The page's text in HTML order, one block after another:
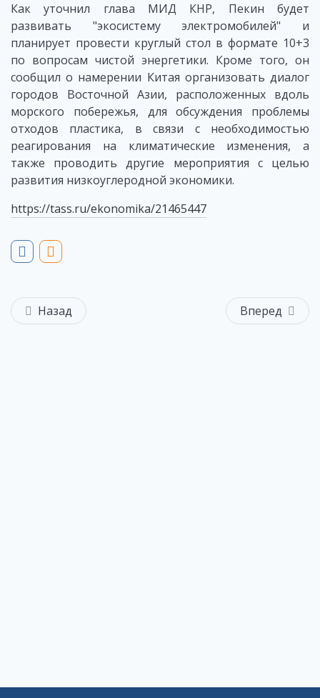
Как уточнил глава МИД КНР, Пекин будет
развивать "экосистему электромобилей" и
планирует провести круглый стол в формате 10+3
по вопросам чистой энергетики. Кроме того, он
сообщил о намерении Китая организовать диалог
городов Восточной Азии, расположенных вдоль
морского побережья, для обсуждения проблемы
отходов пластика, в связи с необходимостью
реагирования на климатические изменения, а
также проводить другие мероприятия с целью
развития низкоуглеродной экономики.
https://tass.ru/ekonomika/21465447
Назад Вперед